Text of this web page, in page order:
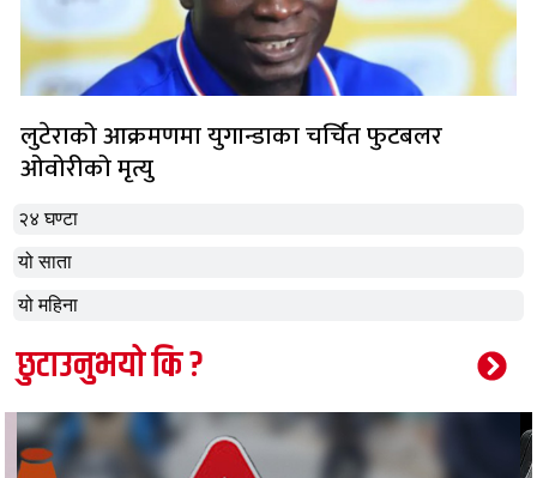
२४ घण्टा
यो साता
यो महिना
लुटेराको आक्रमणमा युगान्डाका चर्चित फुटबलर
ओवोरीको मृत्यु
छुटाउनुभयो कि ?